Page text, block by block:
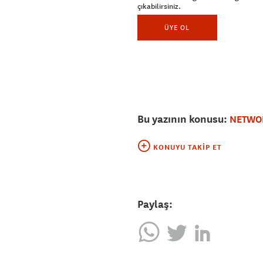
çıkabilirsiniz.
ÜYE OL
Bu yazının konusu:
KONUYU TAKIP ET
Paylaş: